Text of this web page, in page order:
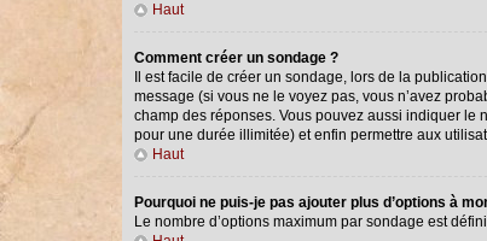
Haut
Comment créer un sondage ?
Il est facile de créer un sondage, lors de la
message (si vous ne le voyez pas, vous n’avez
champ des réponses. Vous pouvez aussi indiquer le
pour une durée illimitée) et enfin permettre aux
Haut
Pourquoi ne puis-je pas ajouter plus d’options à
Le nombre d’options maximum par sondage est